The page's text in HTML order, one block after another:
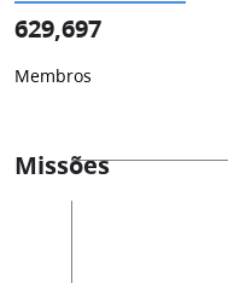
629,697
Membros
Missões